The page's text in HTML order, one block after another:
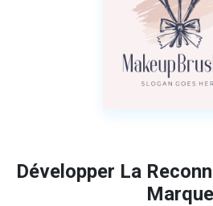
Développer La
Marque